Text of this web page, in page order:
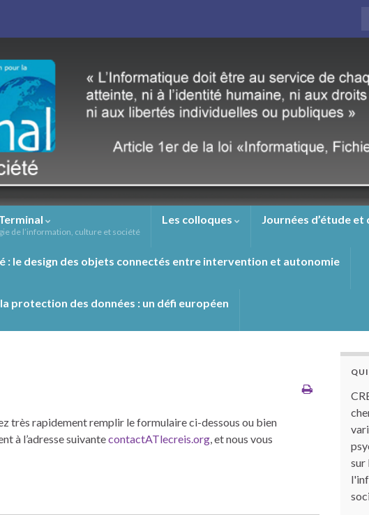
de l’information, culture et société
Les colloques Journées d’étude et
: le design des objets connectés entre intervention et autonomie
protection des données : un défi européen
très rapidement remplir le formulaire ci-dessous ou bien
à l’adresse suivantecontactATlecreis.org, et nous vous
sur